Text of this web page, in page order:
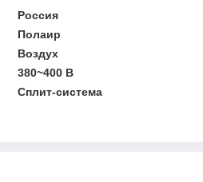
Россия
Полаир
Воздух
380~400 В
Сплит-система